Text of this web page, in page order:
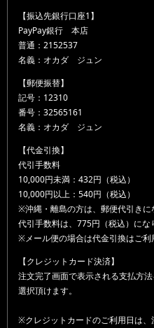
【振込先銀行口座1】
PayPay銀行 本店
普通：2152537
名義：オカダ ジュン
【郵便振替】
記号：12310
番号：32565161
名義：オカダ ジュン
【代金引換】
代引手数料
10,000円未満：432円（税込）
10,000円以上：540円（税込）
※沖縄・離島の方は、郵便代引きに
代引手数料は、775円（税込）にな
※メール便の場合は代金引換はご利
【クレジットカード決済】
注文完了画面で表示される支払方
選択頂けます。
※クレジットカードのご利用日は